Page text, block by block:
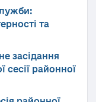
та
засідання
сесії районної